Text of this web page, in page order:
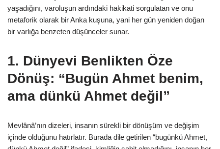
yaşadığını, varoluşun ardındaki hakikati sorgulatan ve onu
metaforik olarak bir Anka kuşuna, yani her gün yeniden doğan
bir varlığa benzeten düşünceler sunar.
1. Dünyevi Benlikten Öze
Dönüş: “Bugün Ahmet benim,
ama dünkü Ahmet değil”
Mevlânâ’nın dizeleri, insanın sürekli bir dönüşüm ve değişim
içinde olduğunu hatırlatır. Burada dile getirilen “bugünkü Ahmet,